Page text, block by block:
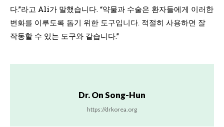
다.”라고 Ali가 말했습니다. “약물과 수술은 환자들에게 이러한
변화를 이루도록 돕기 위한 도구입니다. 적절히 사용하면 잘
작동할 수 있는 도구와 같습니다.”
Dr. On Song-Hun
https://drkorea.org